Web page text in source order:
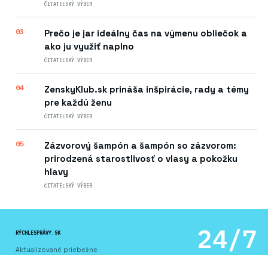
ČITATEĽSKÝ VÝBER
03
Prečo je jar ideálny čas na výmenu obliečok a
ako ju využiť naplno
ČITATEĽSKÝ VÝBER
04
ZenskyKlub.sk prináša inšpirácie, rady a témy
pre každú ženu
ČITATEĽSKÝ VÝBER
05
Zázvorový šampón a šampón so zázvorom:
prirodzená starostlivosť o vlasy a pokožku
hlavy
ČITATEĽSKÝ VÝBER
RÝCHLESPRÁVY.SK 24/7
Aktualizované priebežne